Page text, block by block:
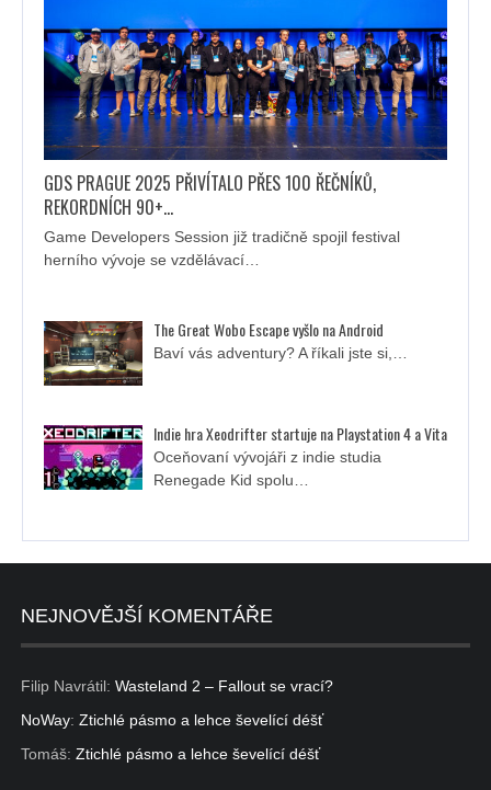
GDS PRAGUE 2025 PŘIVÍTALO PŘES 100 ŘEČNÍKŮ,
REKORDNÍCH 90+…
Game Developers Session již tradičně spojil festival
herního vývoje se vzdělávací…
The Great Wobo Escape vyšlo na Android
Baví vás adventury? A říkali jste si,…
Indie hra Xeodrifter startuje na Playstation 4 a Vita
Oceňovaní vývojáři z indie studia
Renegade Kid spolu…
NEJNOVĚJŠÍ KOMENTÁŘE
Filip Navrátil: Wasteland 2 – Fallout se vrací?
NoWay: Ztichlé pásmo a lehce ševelící déšť
Tomáš: Ztichlé pásmo a lehce ševelící déšť